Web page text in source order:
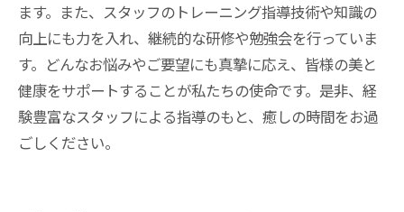
ます。また、スタッフのトレーニング指導技術や知識の
向上にも力を入れ、継続的な研修や勉強会を行っていま
す。どんなお悩みやご要望にも真摯に応え、皆様の美と
健康をサポートすることが私たちの使命です。是非、経
験豊富なスタッフによる指導のもと、癒しの時間をお過
ごしください。